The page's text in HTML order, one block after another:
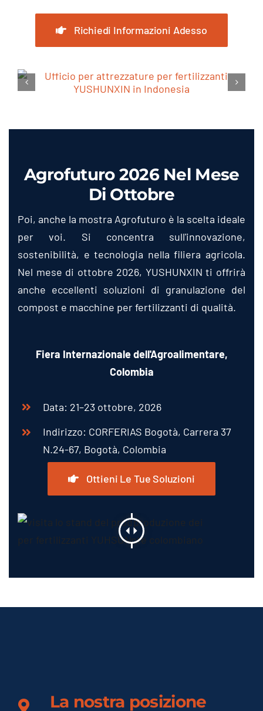
Richiedi Informazioni Adesso
Agrofuturo 2026 Nel Mese
Di Ottobre
Poi, anche la mostra Agrofuturo è la scelta ideale
per voi. Si concentra sull'innovazione,
sostenibilità, e tecnologia nella filiera agricola.
Nel mese di ottobre 2026, YUSHUNXIN ti offrirà
anche eccellenti soluzioni di granulazione del
compost e macchine per fertilizzanti di qualità.
Fiera Internazionale dell'Agroalimentare,
Colombia
Data: 21–23 ottobre, 2026
Indirizzo: CORFERIAS Bogotà, Carrera 37
N.24-67, Bogotà, Colombia
Ottieni Le Tue Soluzioni
La nostra posizione